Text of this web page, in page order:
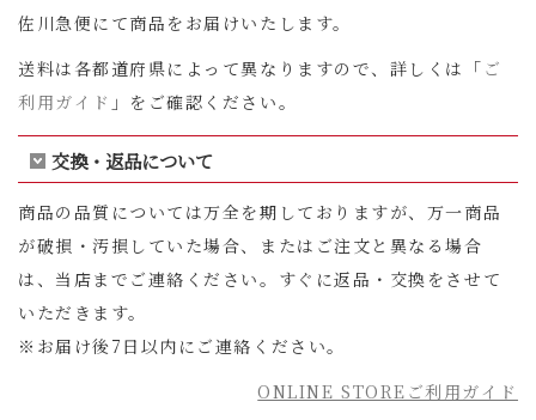
佐川急便にて商品をお届けいたします。
送料は各都道府県によって異なりますので、詳しくは「 ご
利用ガイド 」をご確認ください。
交換・返品について
商品の品質については万全を期しておりますが、万一商品
が破損・汚損していた場合、またはご注文と異なる場合
は、当店までご連絡ください。すぐに返品・交換をさせて
いただきます。
※お届け後7日以内にご連絡ください。
ONLINE STOREご利用ガイド